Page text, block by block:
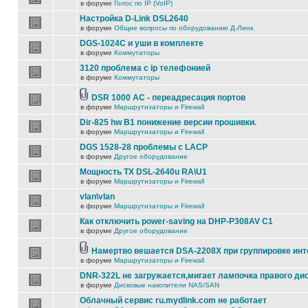
в форуме Голос по IP (VoIP)
Настройка D-Link DSL2640
в форуме Общие вопросы по оборудованию Д-Линк
DGS-1024C и уши в комплекте
в форуме Коммутаторы
3120 проблема с ip телефонией
в форуме Коммутаторы
DSR 1000 AC - переадресация портов
в форуме Маршрутизаторы и Firewall
Dir-825 hw B1 понижение версии прошивки.
в форуме Маршрутизаторы и Firewall
DGS 1528-28 проблемы с LACP
в форуме Другое оборудование
Мощность TX DSL-2640u RA\U1
в форуме Маршрутизаторы и Firewall
vlan\vlan
в форуме Маршрутизаторы и Firewall
Как отключить power-saving на DHP-P308AV C1
в форуме Другое оборудование
Намертво вешается DSA-2208X при группировке
в форуме Маршрутизаторы и Firewall
DNR-322L не загружается,мигает лампочка правого
в форуме Дисковые накопители NAS/SAN
Облачный сервис ru.mydlink.com не работает